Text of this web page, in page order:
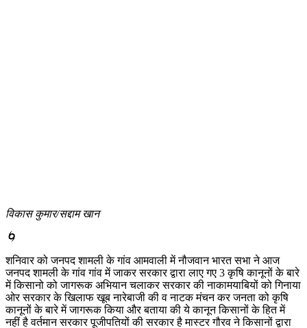
विकास कुमार/सद्दाम खान
🌀
शनिवार को जनपद शामली के गांव आमवाली में नौजवान भारत सभा ने आज
जनपद शामली के गांव गांव में जाकर सरकार द्वारा लाए गए 3 कृषि कानूनों के बारे
में किसानो को जागरूक अभियान चलाकर सरकार की नाकामयाबियों को गिनाया
ओर सरकार के खिलाफ खूब नारेबाजी की व नाटक मंचन कर जनता को कृषि
कानूनों के बारे में जागरूक किया और बताया की ये कानून किसानों के हित में
नहीं है वर्तमान सरकार पूजीपतियों की सरकार है मास्टर गौरव ने किसानों द्वारा